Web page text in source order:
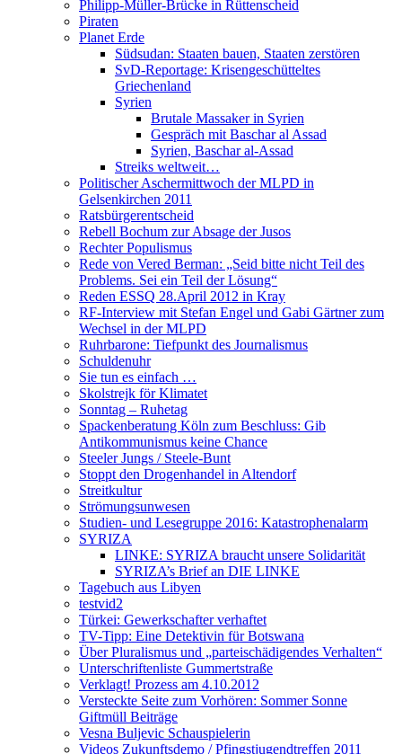
Philipp-Müller-Brücke in Rüttenscheid
Piraten
Planet Erde
Südsudan: Staaten bauen, Staaten zerstören
SvD-Reportage: Krisengeschütteltes
Griechenland
Syrien
Brutale Massaker in Syrien
Gespräch mit Baschar al Assad
Syrien, Baschar al-Assad
Streiks weltweit…
Politischer Aschermittwoch der MLPD in
Gelsenkirchen 2011
Ratsbürgerentscheid
Rebell Bochum zur Absage der Jusos
Rechter Populismus
Rede von Vered Berman: „Seid bitte nicht Teil des
Problems. Sei ein Teil der Lösung“
Reden ESSQ 28.April 2012 in Kray
RF-Interview mit Stefan Engel und Gabi Gärtner zum
Wechsel in der MLPD
Ruhrbarone: Tiefpunkt des Journalismus
Schuldenuhr
Sie tun es einfach …
Skolstrejk för Klimatet
Sonntag – Ruhetag
Spackenberatung Köln zum Beschluss: Gib
Antikommunismus keine Chance
Steeler Jungs / Steele-Bunt
Stoppt den Drogenhandel in Altendorf
Streitkultur
Strömungsunwesen
Studien- und Lesegruppe 2016: Katastrophenalarm
SYRIZA
LINKE: SYRIZA braucht unsere Solidarität
SYRIZA’s Brief an DIE LINKE
Tagebuch aus Libyen
testvid2
Türkei: Gewerkschafter verhaftet
TV-Tipp: Eine Detektivin für Botswana
Über Pluralismus und „parteischädigendes Verhalten“
Unterschriftenliste Gummertstraße
Verklagt! Prozess am 4.10.2012
Versteckte Seite zum Vorhören: Sommer Sonne
Giftmüll Beiträge
Vesna Buljevic Schauspielerin
Videos Zukunftsdemo / Pfingstjugendtreffen 2011